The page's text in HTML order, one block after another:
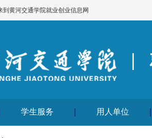
黄河交通学院就业创业信息网
|
学生服务 用人单位